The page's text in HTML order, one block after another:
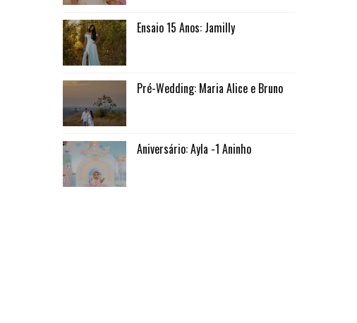
Ensaio 15 Anos: Jamilly
Pré-Wedding: Maria Alice e Bruno
Aniversário: Ayla -1 Aninho